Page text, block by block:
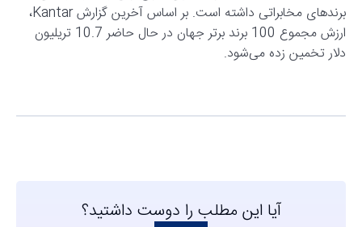
برندهای مخابراتی داشته است. بر اساس آخرین گزارش Kantar،
ارزش مجموع 100 برند برتر جهان در حال حاضر 10.7 تریلیون
دلار تخمین زده می‌شود.
آیا این مطلب را دوست داشتید؟